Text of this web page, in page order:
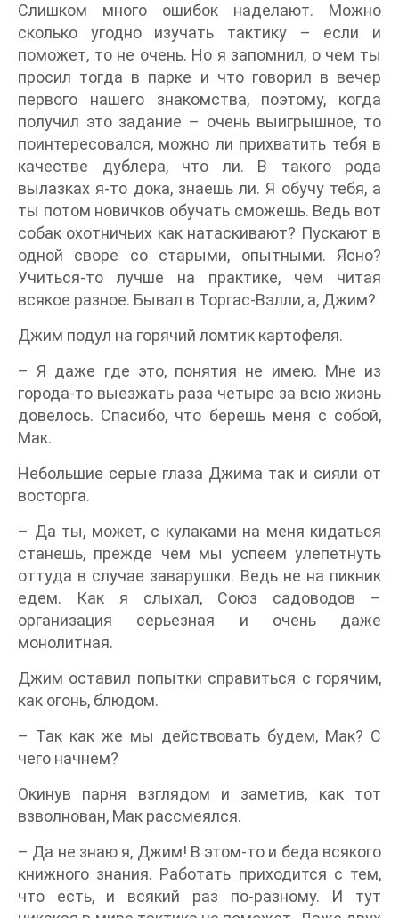
Слишком много ошибок наделают. Можно
сколько угодно изучать тактику – если и
поможет, то не очень. Но я запомнил, о чем ты
просил тогда в парке и что говорил в вечер
первого нашего знакомства, поэтому, когда
получил это задание – очень выигрышное, то
поинтересовался, можно ли прихватить тебя в
качестве дублера, что ли. В такого рода
вылазках я-то дока, знаешь ли. Я обучу тебя, а
ты потом новичков обучать сможешь. Ведь вот
собак охотничьих как натаскивают? Пускают в
одной своре со старыми, опытными. Ясно?
Учиться-то лучше на практике, чем читая
всякое разное. Бывал в Торгас-Вэлли, а, Джим?
Джим подул на горячий ломтик картофеля.
– Я даже где это, понятия не имею. Мне из
города-то выезжать раза четыре за всю жизнь
довелось. Спасибо, что берешь меня с собой,
Мак.
Небольшие серые глаза Джима так и сияли от
восторга.
– Да ты, может, с кулаками на меня кидаться
станешь, прежде чем мы успеем улепетнуть
оттуда в случае заварушки. Ведь не на пикник
едем. Как я слыхал, Союз садоводов –
организация серьезная и очень даже
монолитная.
Джим оставил попытки справиться с горячим,
как огонь, блюдом.
– Так как же мы действовать будем, Мак? С
чего начнем?
Окинув парня взглядом и заметив, как тот
взволнован, Мак рассмеялся.
– Да не знаю я, Джим! В этом-то и беда всякого
книжного знания. Работать приходится с тем,
что есть, и всякий раз по-разному. И тут